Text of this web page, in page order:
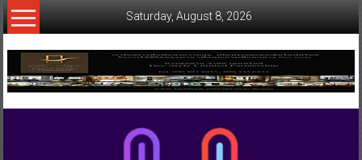
Skip
to
Saturday, August 8, 2026
www.ujunctionnews.com
เว็บ
ข่าว